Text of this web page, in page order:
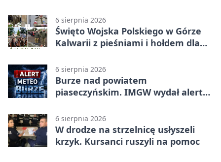
6 sierpnia 2026
Święto Wojska Polskiego w Górze
Kalwarii z pieśniami i hołdem dla
6 sierpnia 2026
Burze nad powiatem
piaseczyńskim. IMGW wydał alert
6 sierpnia 2026
W drodze na strzelnicę usłyszeli
krzyk. Kursanci ruszyli na pomoc